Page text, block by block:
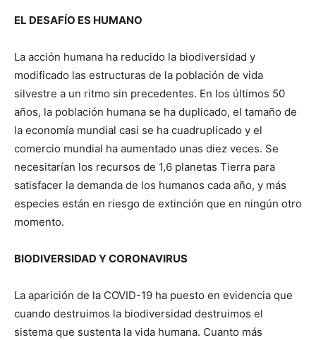
EL DESAFÍO ES HUMANO
La acción humana ha reducido la biodiversidad y
modificado las estructuras de la población de vida
silvestre a un ritmo sin precedentes. En los últimos 50
años, la población humana se ha duplicado, el tamaño de
la economía mundial casi se ha cuadruplicado y el
comercio mundial ha aumentado unas diez veces. Se
necesitarían los recursos de 1,6 planetas Tierra para
satisfacer la demanda de los humanos cada año, y más
especies están en riesgo de extinción que en ningún otro
momento.
BIODIVERSIDAD Y CORONAVIRUS
La aparición de la COVID-19 ha puesto en evidencia que
cuando destruimos la biodiversidad destruimos el
sistema que sustenta la vida humana. Cuanto más